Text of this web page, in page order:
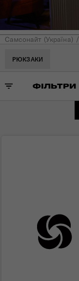
Самсонайт (Україна)
РЮКЗАКИ
ФІЛЬТРИ